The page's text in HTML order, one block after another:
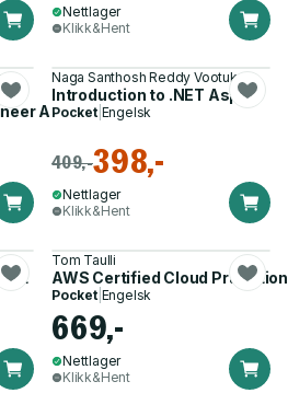
Nettlager
Klikk&Hent
1
Associate Study Guide
Naga Santhosh Reddy Vootukuri
Introduction to .NET Aspire
Pocket| Engelsk
409,-398,-
Nettlager
Klikk&Hent
Tom Taulli
AWS Certified Cloud
Pocket| Engelsk
669,-
Nettlager
Klikk&Hent